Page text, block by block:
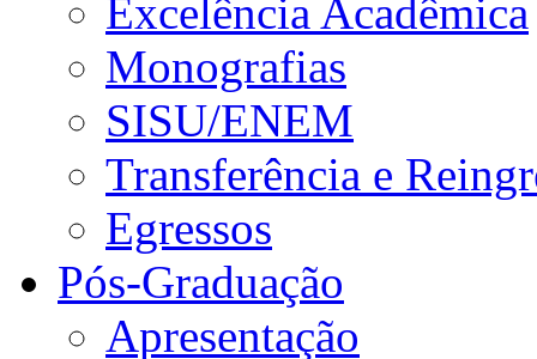
Excelência Acadêmica
Monografias
SISU/ENEM
Transferência e
Egressos
Pós-Graduação
Apresentação